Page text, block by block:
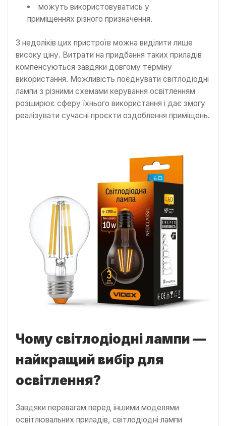
можуть використовуватись у
приміщеннях різного призначення.
З недоліків цих пристроїв можна виділити лише
високу ціну. Витрати на придбання таких приладів
компенсуються завдяки довгому терміну
використання. Можливість поєднувати світлодіодні
лампи з різними схемами керування освітленням
розширює сферу їхнього використання і дає змогу
реалізувати сучасні проєкти оздоблення приміщень.
Чому світлодіодні лампи —
найкращий вибір для
освітлення?
Завдяки перевагам перед іншими моделями
освітлювальних приладів, світлодіодні лампи